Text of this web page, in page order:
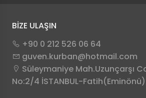
BİZE ULAŞIN
+90 0 212 526 06 64
guven.kurban@hotmail.com
Süleymaniye Mah.Uzunçarşı
No:2/4 İSTANBUL-Fatih(Eminönü)